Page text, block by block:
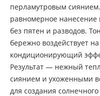
перламутровым сиянием.
равномерное нанесение
без пятен и разводов.
бережно воздействует
кондиционирующий
Результат — нежный
сиянием и ухоженными
для создания